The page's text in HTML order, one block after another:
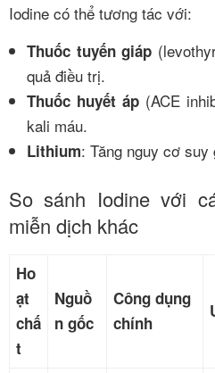
Iodine có thể tương tác với:
Thuốc tuyến giáp
quả điều trị.
Thuốc huyết áp(ACE
kali máu.
Lithium: Tăng nguy cơ suy
So sánh Iodine với
miễn dịch khác
Ho
ạt
chấ
t
Nguồ
n gốc
Công dụng
chính